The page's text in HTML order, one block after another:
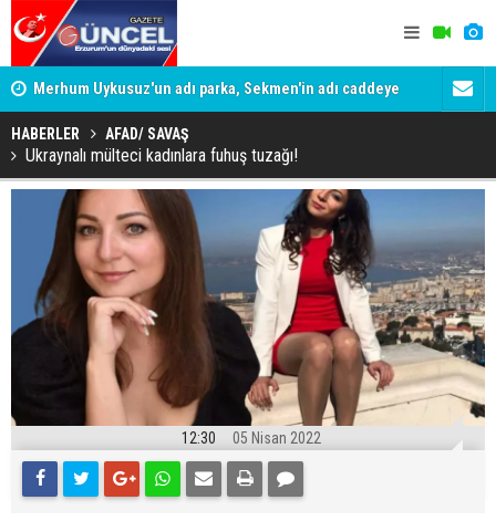
Merhum Uykusuz'un adı parka, Sekmen'in adı caddeye
verildi
HABERLER AFAD/ SAVAŞ
Ukraynalı mülteci kadınlara fuhuş tuzağı!
12:30 05 Nisan 2022